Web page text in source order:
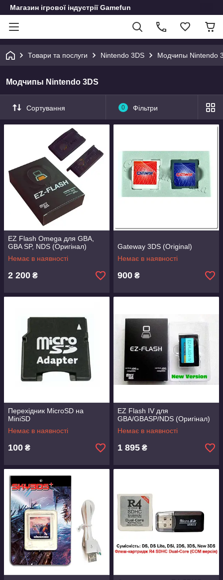
Магазин ігрової індустрії Gamefun
Товари та послуги Nintendo 3DS Модчипы Nintendo
Модчипы Nintendo 3DS
Сортування 0 Фільтри
EZ Flash Omega для GBA,
GBA SP, NDS (Оригінал)
Немає в наявності
2 200 ₴
Gateway 3DS (Original)
Немає в наявності
900 ₴
Перехідник MicroSD на
MiniSD
Немає в наявності
100 ₴
EZ Flash IV для
GBA/GBASP/NDS (Оригінал)
Немає в наявності
1 895 ₴